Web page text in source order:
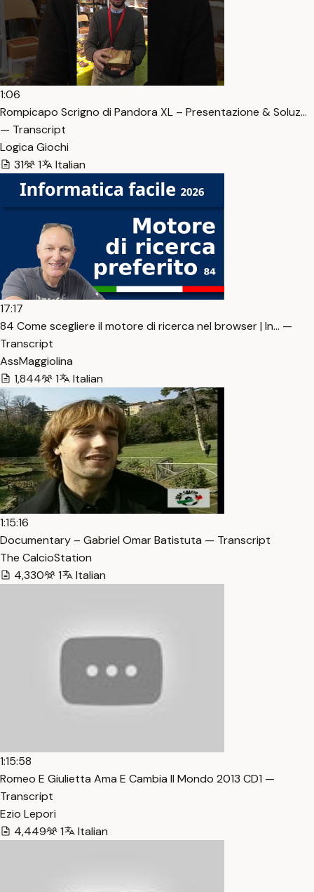
1:06
Rompicapo Scrigno di Pandora XL – Presentazione & Soluz…
— Transcript
Logica Giochi
31
1 Italian
17:17
84 Come scegliere il motore di ricerca nel browser | In… —
Transcript
AssMaggiolina
1,844
1 Italian
1:15:16
Documentary – Gabriel Omar Batistuta — Transcript
The CalcioStation
4,330
1 Italian
1:15:58
Romeo E Giulietta Ama E Cambia Il Mondo 2013 CD1 —
Transcript
Ezio Lepori
4,449
1 Italian